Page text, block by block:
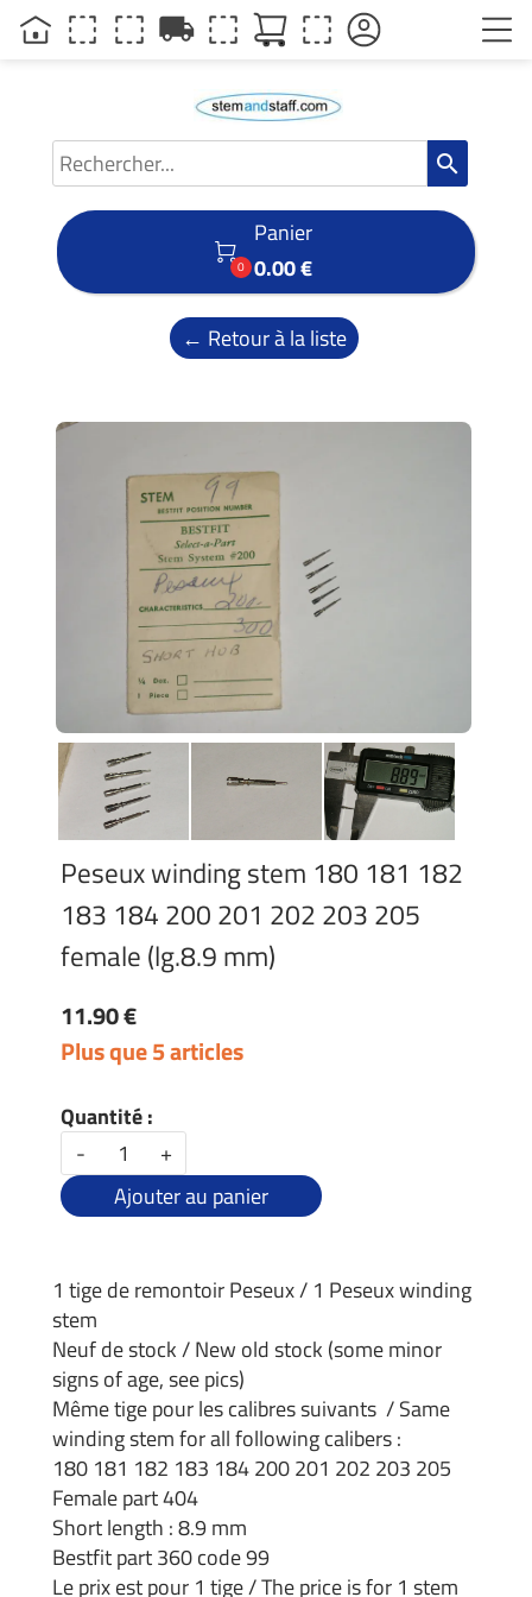
search

0
Panier
0.00 €
← Retour à la liste
Peseux winding stem 180 181 182
183 184 200 201 202 203 205
female (lg.8.9 mm)
11.90 €
Plus que 5 articles
Quantité :
-
+
Ajouter au panier
1 tige de remontoir Peseux / 1 Peseux winding
stem
Neuf de stock / New old stock (some minor
signs of age, see pics)
Même tige pour les calibres suivants / Same
winding stem for all following calibers :
180 181 182 183 184 200 201 202 203 205
Female part 404
Short length : 8.9 mm
Bestfit part 360 code 99
Le prix est pour 1 tige / The price is for 1 stem
local_shipping